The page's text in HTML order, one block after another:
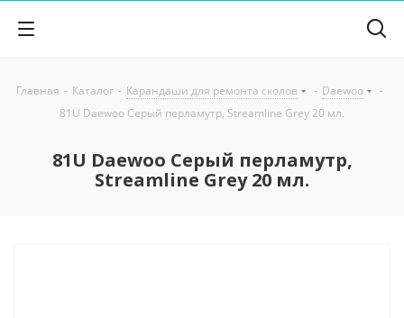
Главная - Каталог - Карандаши для ремонта сколов - Daewoo
-
81U Daewoo Серый перламутр, Streamline Grey 20 мл.
81U Daewoo Серый перламутр,
Streamline Grey 20 мл.